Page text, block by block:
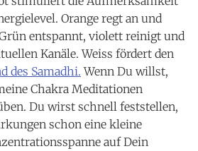
Orange regt an und
entspannt, violett reinigt und
Kanäle. Weiss fördert den
des Samadhi. Wenn Du willst,
Chakra Meditationen
Du wirst schnell feststellen,
schon eine kleine
auf Dein